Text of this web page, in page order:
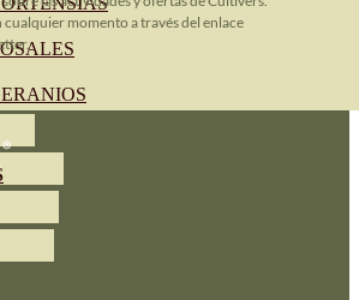
cualquier momento a través del enlace